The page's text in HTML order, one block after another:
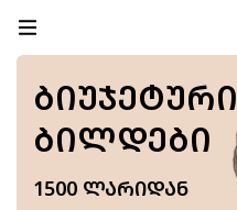
ᲑᲘᲣᲯᲔᲢᲣᲠᲘ
ᲑᲘᲚᲓᲔᲑᲘ
1500 ᲚᲐᲠᲘᲓᲐᲜ